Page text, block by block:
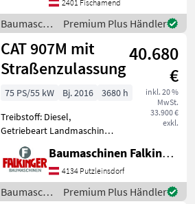
2401 Fischamend
Baumaschinen
/ CAT
Premium Plus Händler
CAT 907M mit
Straßenzulassung
40.680
€
inkl. 20 %
MwSt.
33.900 €
exkl.
75 PS/55 kW Bj. 2016
3680 h
Treibstoff: Diesel,
Getriebeart Landmaschine:
Hydrostatgetriebe, Kabine,
Schnellwechselrahmen,
Zugmaul, Zusatz-
Hydraulikkreis, hydr.
Geräteverriegelung mit
Baumaschinen Falkinger
4134 Putzleinsdorf
BaumaschinenPremium Plus Händler